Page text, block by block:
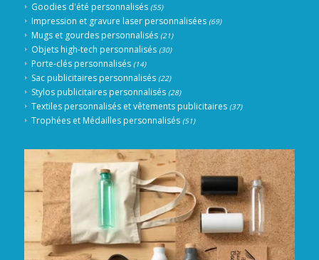
Goodies d'été personnalisés (55)
Impression et gravure laser personnalisées (69)
Mugs et gourdes personnalisés (21)
Objets high-tech personnalisés (30)
Porte-clés personnalisés (14)
Sac publicitaires personnalisés (22)
Stylos publicitaires personnalisés (28)
Textiles personnalisés et vêtements publicitaires (37)
Trophées et Médailles personnalisés (51)